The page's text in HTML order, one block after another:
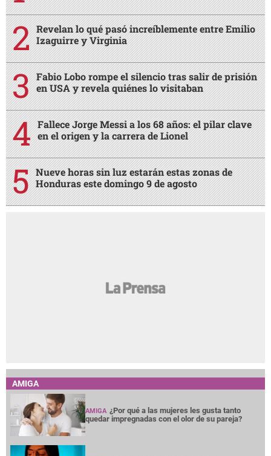
Revelan lo qué pasó increíblemente entre Emilio
Izaguirre y Virginia
Fabio Lobo rompe el silencio tras salir de prisión
en USA y revela quiénes lo visitaban
Fallece Jorge Messi a los 68 años: el pilar clave
en el origen y la carrera de Lionel
Nueve horas sin luz estarán estas zonas de
Honduras este domingo 9 de agosto
AMIGA
AMIGA ¿Por qué a las mujeres les gusta tanto
quedar impregnadas con el olor de su pareja?